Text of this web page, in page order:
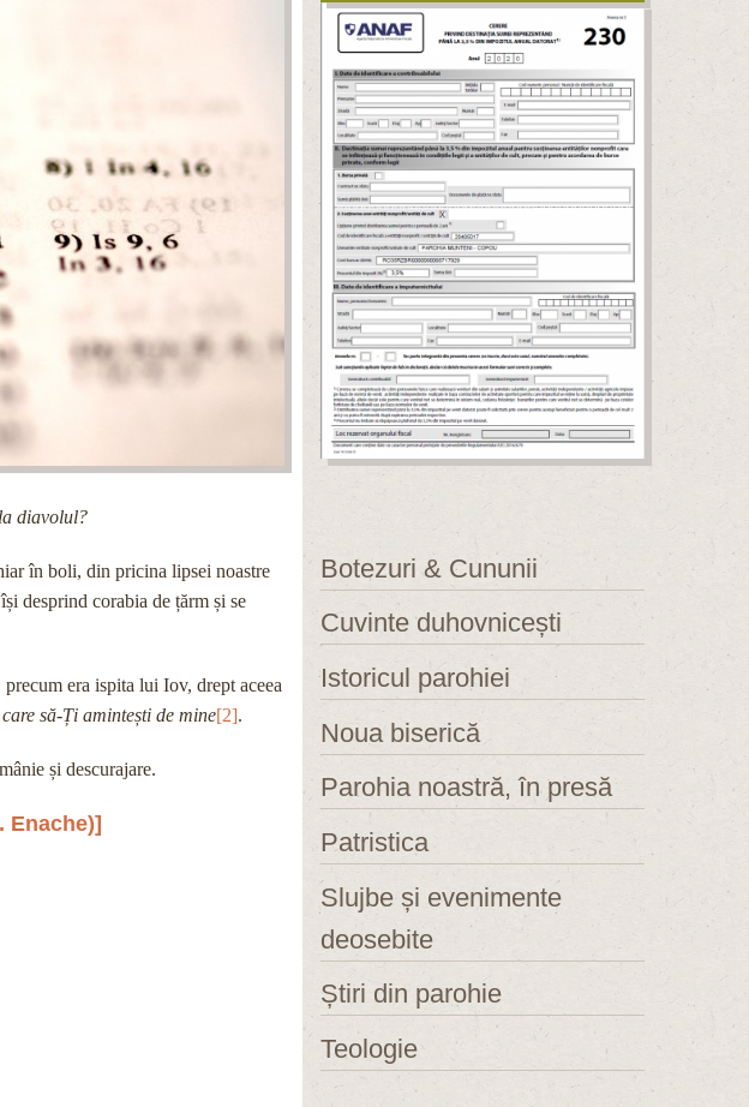
diavolul?
în boli, din pricina lipsei noastre
desprind corabia de țărm și se
era ispita lui Iov, drept aceea
să-Ți amintești de mine[2].
și descurajare.
Enache)]
Botezuri & Cununii
Cuvinte duhovnicești
Istoricul parohiei
Noua biserică
Parohia noastră, în presă
Patristica
Slujbe și evenimente
deosebite
Știri din parohie
Teologie